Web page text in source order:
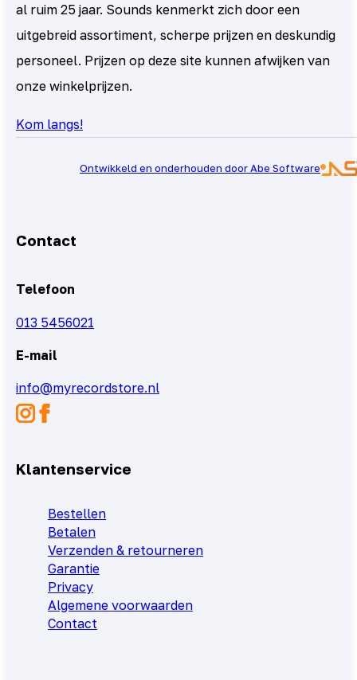
al ruim 25 jaar. Sounds kenmerkt zich door een
uitgebreid assortiment, scherpe prijzen en deskundig
personeel. Prijzen op deze site kunnen afwijken van
onze winkelprijzen.
Kom langs!
Ontwikkeld en onderhouden door Abe Software
Contact
Telefoon
013 5456021
E-mail
info@myrecordstore.nl
Klantenservice
Bestellen
Betalen
Verzenden & retourneren
Garantie
Privacy
Algemene voorwaarden
Contact